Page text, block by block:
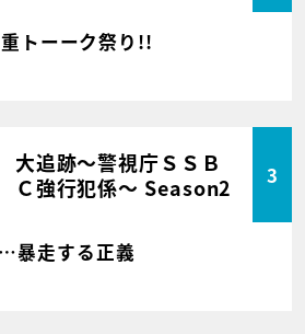
トーーク祭り!!
大追跡～警視庁ＳＳＢ
Ｃ強行犯係～ Season2
3
暴走する正義